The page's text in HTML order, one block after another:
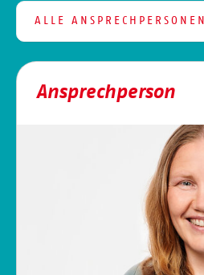
ALLE ANSPRECHPERSONEN
Ansprechperson